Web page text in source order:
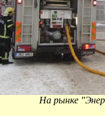
На рынке